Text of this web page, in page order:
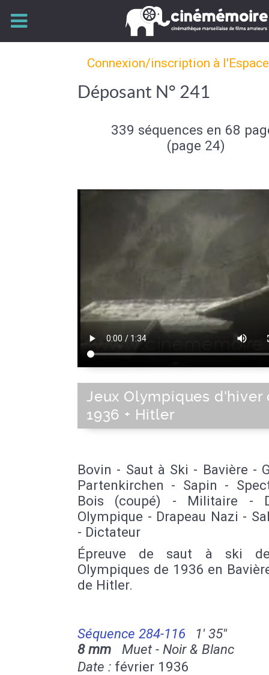
Connexion/inscription à
Déposant N° 241
339 séquences en 68
(page 24)
Jeux Olympiques d'hiver
1936 + Hitler
Bovin - Saut à Ski - Bavière -
Partenkirchen - Sapin -
Bois (coupé) - Militaire -
Olympique - Drapeau Nazi -
- Dictateur
Épreuve de saut à ski
Olympiques de 1936 en
de Hitler.
Séquence 284-116
1' 35''
8 mm Muet - Noir & Blanc
Date : février 1936